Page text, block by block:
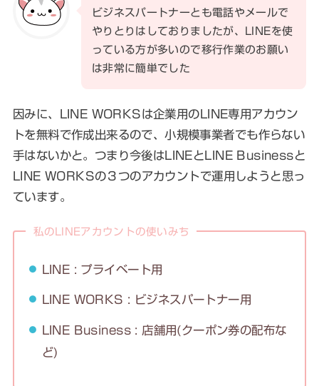
ビジネスパートナーとも電話やメールで
やりとりはしておりましたが、LINEを使
っている方が多いので移行作業のお願い
は非常に簡単でした
因みに、LINE WORKSは企業用のLINE専用アカウン
トを無料で作成出来るので、小規模事業者でも作らない
手はないかと。つまり今後はLINEとLINE Businessと
LINE WORKSの３つのアカウントで運用しようと思っ
ています。
私のLINEアカウントの使いみち
LINE : プライベート用
LINE WORKS : ビジネスパートナー用
LINE Business : 店舗用(クーポン券の配布な
ど)